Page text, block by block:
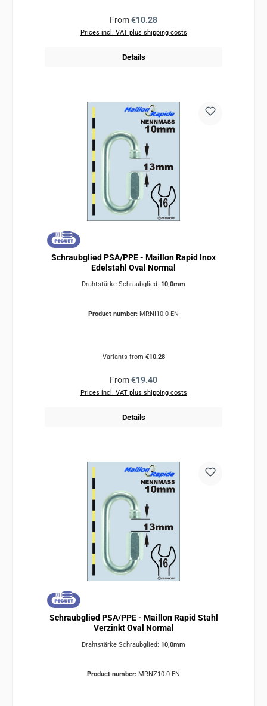
Regular price:
From€10.28
Prices incl. VAT plus shipping costs
Details
Schraubglied PSA/PPE - Maillon Rapid Inox
Edelstahl Oval Normal
Drahtstärke Schraubglied: 10,0mm
Product number: MRNI10.0 EN
Variants from €10.28
Regular price:
From€19.40
Prices incl. VAT plus shipping costs
Details
Schraubglied PSA/PPE - Maillon Rapid Stahl
Verzinkt Oval Normal
Drahtstärke Schraubglied: 10,0mm
Product number: MRNZ10.0 EN